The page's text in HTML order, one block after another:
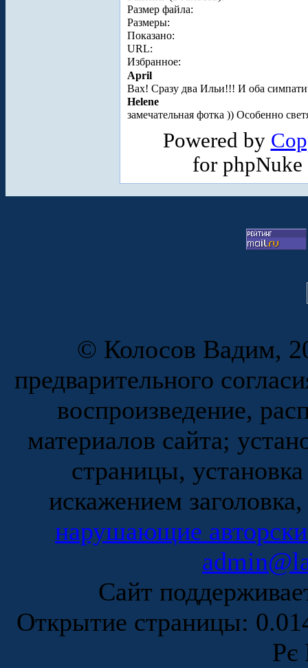
Размер файла:
Размеры:
Показано:
URL:
Избранное:
April
Вах! Сразу два Ильи!!! И оба
Helene
замечательная фотка )) Особенно
Powered by
for
© Колосов Вадим,
предварительного
воспроизведение,
материалов сайта;
страницы,
искажением
нарушающие
Сайт
Открытие страницы:
Рє